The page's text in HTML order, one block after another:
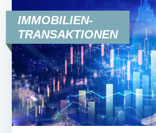
IMMOBILIEN-
TRANSAKTIONEN